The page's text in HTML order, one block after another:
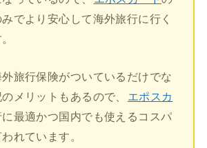
でより安心して海外旅行に行く
旅行保険がついているだけでな
メリットもあるので、
エポスカ
最適かつ国内でも使えるコスパ
れています。